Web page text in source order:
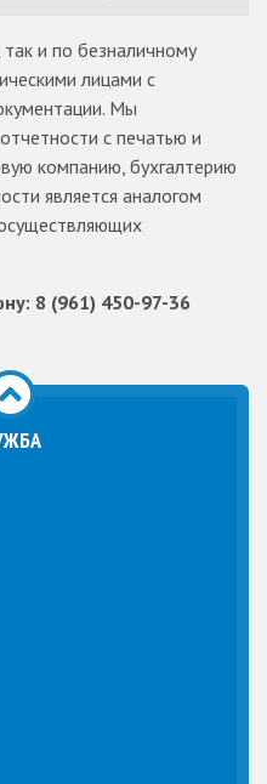
и по безналичному
лицами с
Мы
с печатью и
компанию, бухгалтерию
является аналогом
8 (961) 450-97-36